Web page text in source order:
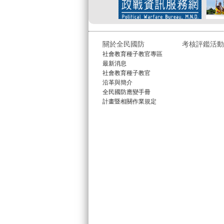
關於全民國防
社會教育種子教官專區
最新消息
社會教育種子教官
沿革與簡介
全民國防應變手冊
計畫暨相關作業規定
考核評鑑活動